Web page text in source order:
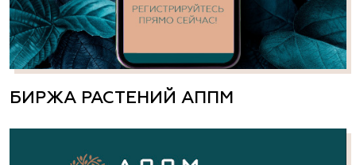
БИРЖА РАСТЕНИЙ АППМ